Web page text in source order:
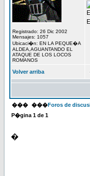
Registrado: 26 Dic 2002
Mensajes: 1057
Ubicaci�n: EN LA PEQUE�A
ALDEA,AGUANTANDO EL
ATAQUE DE LOS LOCOS
ROMANOS
Volver arriba
��� ���Foros de
P�gina 1 de 1
�